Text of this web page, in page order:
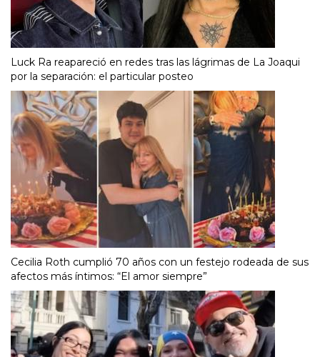
Luck Ra reapareció en redes tras las lágrimas de La Joaqui
por la separación: el particular posteo
Cecilia Roth cumplió 70 años con un festejo rodeada de sus
afectos más íntimos: “El amor siempre”